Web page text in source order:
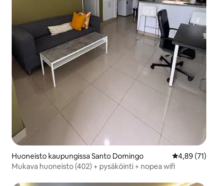
Huoneisto kaupungissa Santo Domingo
4,89 (71)
Mukava huoneisto (402) + pysäköinti + nopea wifi